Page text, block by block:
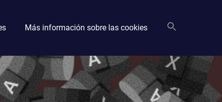
Más información sobre las cookies